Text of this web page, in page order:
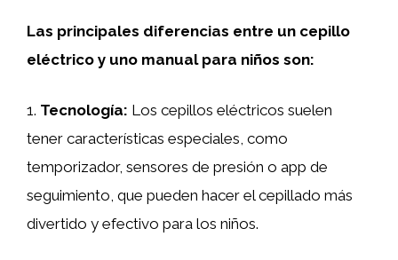
Las principales diferencias entre un cepillo
eléctrico y uno manual para niños son:
1. Tecnología: Los cepillos eléctricos suelen
tener características especiales, como
temporizador, sensores de presión o app de
seguimiento, que pueden hacer el cepillado más
divertido y efectivo para los niños.